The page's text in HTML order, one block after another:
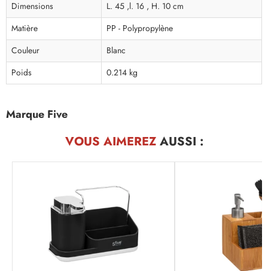
Dimensions
L. 45 ,l. 16 , H. 10 cm
Matière
PP - Polypropylène
Couleur
Blanc
Poids
0.214 kg
Marque Five
VOUS AIMEREZAUSSI :